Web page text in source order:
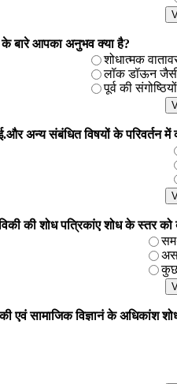
के बारे आपका अनुभव क्या है?
शोधात्मक
लॉक डॉऊन जैसी
पूर्व की
अन्य संबंधित विषयों के परिवर्तन में
की शोध पत्रिकांए शोध के स्तर को
कुछ
एवं सामाजिक विज्ञानं के अधिकांश